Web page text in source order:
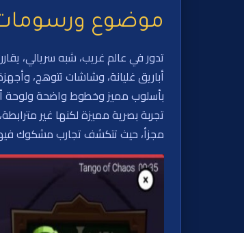
موضوع
تدور في عالم غريب، شبه سريالي،
أباريق غليانة، وشاشات تتوهج،
بأسلوب مميز وخطوط واضحة ولوحة
تجربة بصرية مميزة لكنها غير
مجزأ، حيث تتكشف تجارب مشكوك